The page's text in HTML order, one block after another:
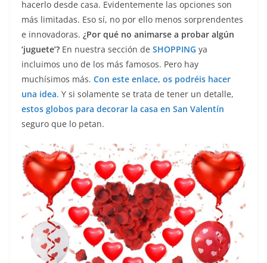
hacerlo desde casa. Evidentemente las opciones son
más limitadas. Eso sí, no por ello menos sorprendentes
e innovadoras. ¿Por qué no animarse a probar algún
‘juguete’? En nuestra sección de SHOPPING ya
incluimos uno de los más famosos. Pero hay
muchísimos más. Con este enlace, os podréis hacer
una idea. Y si solamente se trata de tener un detalle,
estos globos para decorar la casa en San Valentín
seguro que lo petan.